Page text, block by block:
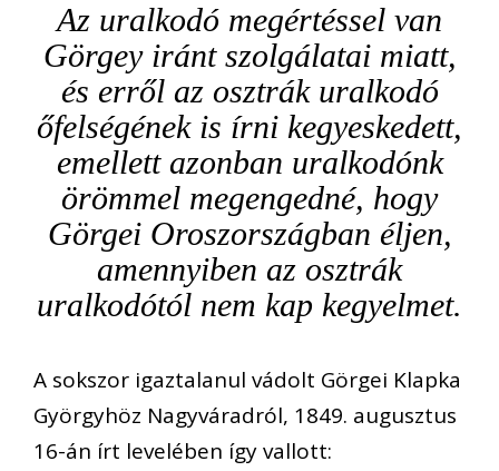
Az uralkodó megértéssel van
Görgey iránt szolgálatai miatt,
és erről az osztrák uralkodó
őfelségének is írni kegyeskedett,
emellett azonban uralkodónk
örömmel megengedné, hogy
Görgei Oroszországban éljen,
amennyiben az osztrák
uralkodótól nem kap kegyelmet.
A sokszor igaztalanul vádolt Görgei Klapka
Györgyhöz Nagyváradról, 1849. augusztus
16-án írt levelében így vallott: